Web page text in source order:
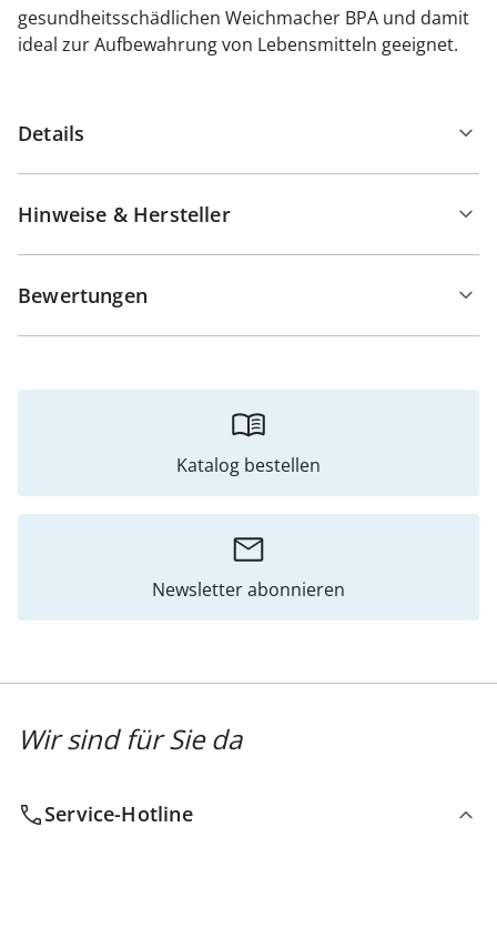
gesundheitsschädlichen Weichmacher BPA und damit
ideal zur Aufbewahrung von Lebensmitteln geeignet.
Details
Hinweise & Hersteller
Bewertungen
Katalog bestellen
Newsletter abonnieren
Wir sind für Sie da
Service-Hotline